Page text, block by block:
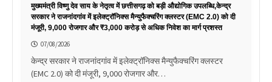
मुख्यमंत्री विष्णु देव साय के नेतृत्व में छत्तीसगढ़ को बड़ी औद्योगिक उपलब्धि,केन्द्र
सरकार ने राजनांदगांव में इलेक्ट्रॉनिक्स मैन्युफैक्चरिंग क्लस्टर (EMC 2.0) को दी
मंजूरी, 9,000 रोजगार और ₹3,000 करोड़ से अधिक निवेश का मार्ग प्रशस्त
07/08/2026
केन्द्र सरकार ने राजनांदगांव में इलेक्ट्रॉनिक्स मैन्युफैक्चरिंग क्लस्टर
(EMC 2.0) को दी मंजूरी, 9,000 रोजगार और…